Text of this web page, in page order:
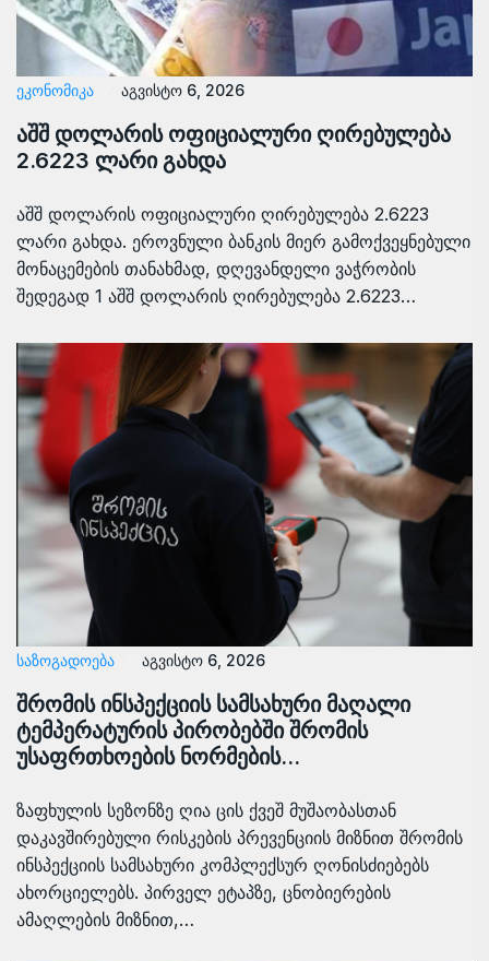
ᲔᲙᲝᲜᲝᲛᲘᲙᲐ აგვისტო 6, 2026
აშშ დოლარის ოფიციალური ღირებულება
2.6223 ლარი გახდა
აშშ დოლარის ოფიციალური ღირებულება 2.6223
ლარი გახდა. ეროვნული ბანკის მიერ გამოქვეყნებული
მონაცემების თანახმად, დღევანდელი ვაჭრობის
შედეგად 1 აშშ დოლარის ღირებულება 2.6223…
ᲡᲐᲖᲝᲒᲐᲓᲝᲔᲑᲐ აგვისტო 6, 2026
შრომის ინსპექციის სამსახური მაღალი
ტემპერატურის პირობებში შრომის
უსაფრთხოების ნორმების…
ზაფხულის სეზონზე ღია ცის ქვეშ მუშაობასთან
დაკავშირებული რისკების პრევენციის მიზნით შრომის
ინსპექციის სამსახური კომპლექსურ ღონისძიებებს
ახორციელებს. პირველ ეტაპზე, ცნობიერების
ამაღლების მიზნით,…